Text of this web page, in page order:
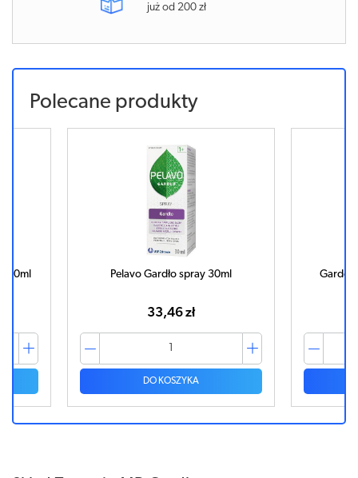
już od 200 zł
Polecane produkty
30ml Pelavo Gardło spray 30ml
33,46 zł
DO KOSZYKA